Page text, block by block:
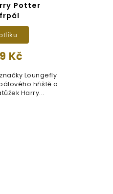
Potter
Kč
Loungefly
hřiště a
Harry...